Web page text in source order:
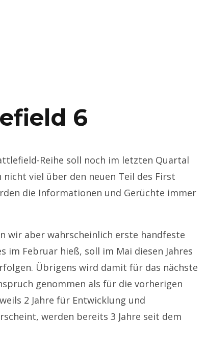
6
Reihe soll noch im letzten Quartal
nicht viel über den neuen Teil des First
die Informationen und Gerüchte immer
wir aber wahrscheinlich erste handfeste
im Februar hieß, soll im Mai diesen Jahres
Übrigens wird damit für das nächste
genommen als für die vorherigen
2 Jahre für Entwicklung und
werden bereits 3 Jahre seit dem